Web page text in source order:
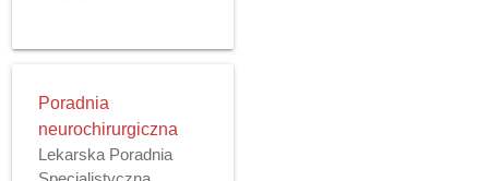
Poradnia
neurochirurgiczna
Lekarska Poradnia